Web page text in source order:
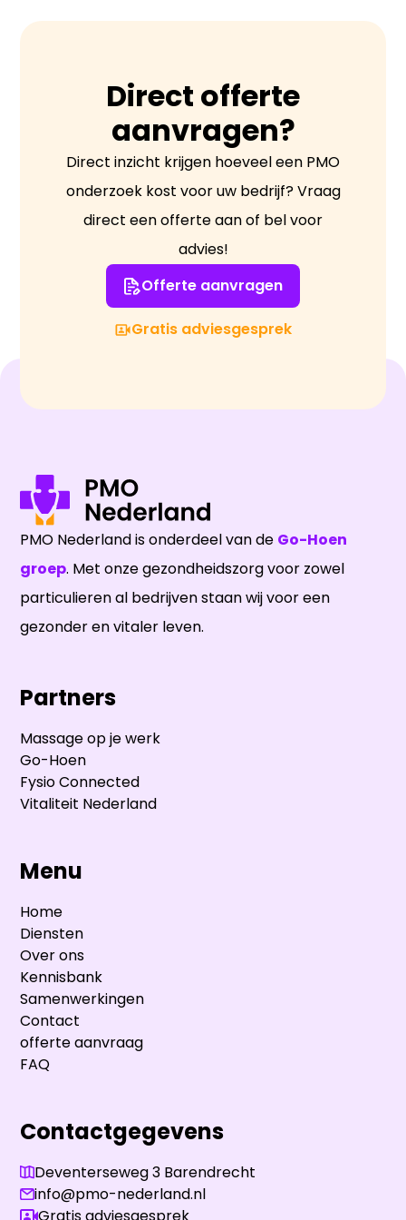
Direct offerte
aanvragen?
Direct inzicht krijgen hoeveel een PMO
onderzoek kost voor uw bedrijf? Vraag
direct een offerte aan of bel voor
advies!
Offerte aanvragen
Gratis adviesgesprek
PMO Nederland is onderdeel van de Go-Hoen
groep. Met onze gezondheidszorg voor zowel
particulieren al bedrijven staan wij voor een
gezonder en vitaler leven.
Menu
Home
Diensten
Over ons
Kennisbank
Samenwerkingen
Contact
offerte aanvraag
FAQ
Partners
Massage op je werk
Go-Hoen
Fysio Connected
Vitaliteit Nederland
Contactgegevens
Deventerseweg 3 Barendrecht
info@pmo-nederland.nl
Gratis adviesgesprek